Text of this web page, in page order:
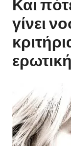
Και
γίνει